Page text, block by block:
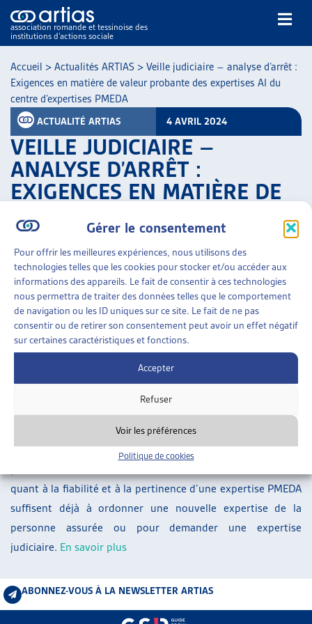
Gérer le consentement
Pour offrir les meilleures expériences, nous utilisons des
technologies telles que les cookies pour stocker et/ou accéder aux
informations des appareils. Le fait de consentir à ces technologies
nous permettra de traiter des données telles que le comportement
de navigation ou les ID uniques sur ce site. Le fait de ne pas
consentir ou de retirer son consentement peut avoir un effet négatif
sur certaines caractéristiques et fonctions.
Accepter
Refuser
Voir les préférences
Politique de cookies
association romande et tessinoise des
institutions d’actions sociale
NOS PUBLICATIONS
ARTICLES
VEILLE
RESSOURCES
THÉMATIQUES
GUIDE SOCIAL ROMAND
AUTRES
ARTIAS
L’ASSOCIATION
Accueil > Actualités ARTIAS > Veille judiciaire – analyse d’arrêt :
Exigences en matière de valeur probante des expertises AI du
centre d’expertises PMEDA
ACTUALITÉ ARTIAS 4 AVRIL 2024
VEILLE JUDICIAIRE –
ANALYSE D’ARRÊT :
EXIGENCES EN MATIÈRE DE
VALEUR PROBANTE DES
EXPERTISES AI DU CENTRE
D’EXPERTISES PMEDA
À la suite de la suspension de l’attribution des mandats
exigences strictes concernant l’appréciation de la valeur
probante des expertises PMEDA déjà ordonnées dans les
quant à la fiabilité et à la pertinence d’une expertise PMEDA
suffisent déjà à ordonner une nouvelle expertise de la
personne assurée ou pour demander une expertise
judiciaire. En savoir plus
PARTAGER
ABONNEZ-VOUS À LA NEWSLETTER ARTIAS